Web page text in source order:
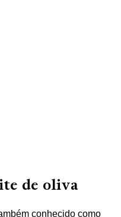
de oliva
conhecido como